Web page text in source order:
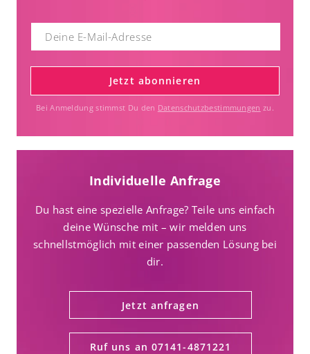
Jetzt abonnieren
Bei Anmeldung stimmst Du den Datenschutzbestimmungen zu.
Individuelle Anfrage
Du hast eine spezielle Anfrage? Teile uns einfach
deine Wünsche mit – wir melden uns
schnellstmöglich mit einer passenden Lösung bei
dir.
Jetzt anfragen
Ruf uns an 07141-4871221